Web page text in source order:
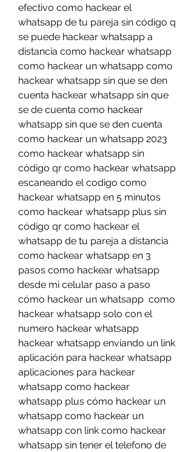
efectivo como hackear el
whatsapp de tu pareja sin código q
se puede hackear whatsapp a
distancia como hackear whatsapp
como hackear un whatsapp como
hackear whatsapp sin que se den
cuenta hackear whatsapp sin que
se de cuenta como hackear
whatsapp sin que se den cuenta
como hackear un whatsapp 2023
como hackear whatsapp sin
código qr como hackear whatsapp
escaneando el codigo como
hackear whatsapp en 5 minutos
como hackear whatsapp plus sin
código qr como hackear el
whatsapp de tu pareja a distancia
como hackear whatsapp en 3
pasos como hackear whatsapp
desde mi celular paso a paso
cómo hackear un whatsapp  como
hackear whatsapp solo con el
numero hackear whatsapp
hackear whatsapp enviando un link
aplicación para hackear whatsapp
aplicaciones para hackear
whatsapp como hackear
whatsapp plus cómo hackear un
whatsapp como hackear un
whatsapp con link como hackear
whatsapp sin tener el telefono de